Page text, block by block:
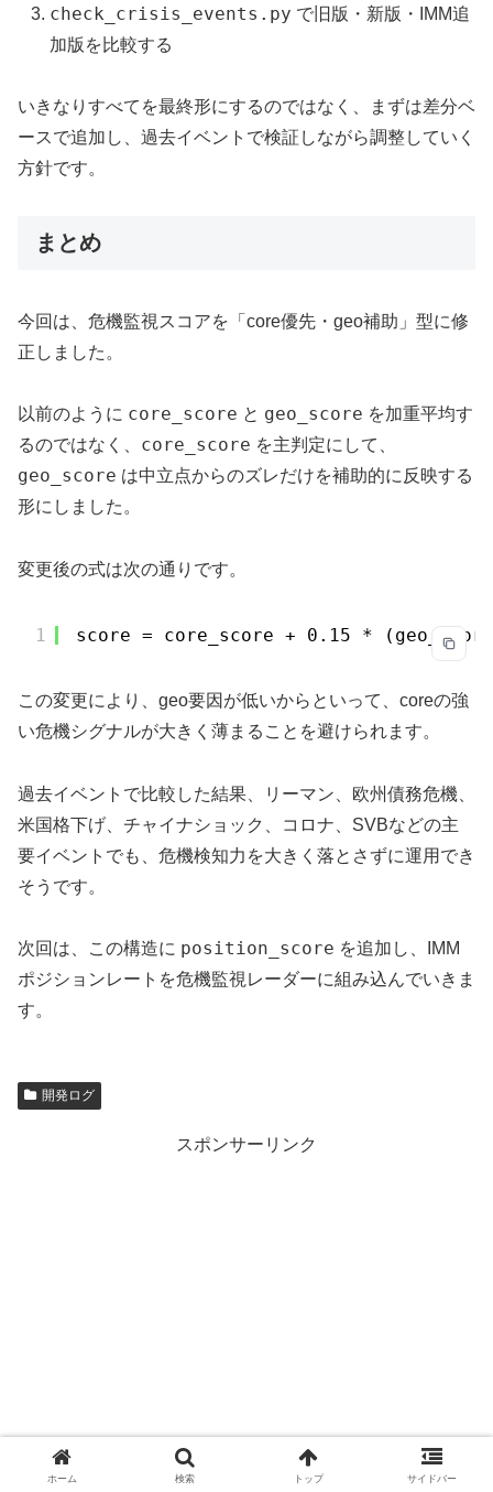
check_crisis_events.py で旧版・新版・IMM追
加版を比較する
いきなりすべてを最終形にするのではなく、まずは差分ベ
ースで追加し、過去イベントで検証しながら調整していく
方針です。
まとめ
今回は、危機監視スコアを「core優先・geo補助」型に修
正しました。
以前のように core_score と geo_score を加重平均す
るのではなく、 core_score を主判定にして、
geo_score は中立点からのズレだけを補助的に反映する
形にしました。
変更後の式は次の通りです。
1 score = core_score + 0.15 *
この変更により、geo要因が低いからといって、coreの強
い危機シグナルが大きく薄まることを避けられます。
過去イベントで比較した結果、リーマン、欧州債務危機、
米国格下げ、チャイナショック、コロナ、SVBなどの主
要イベントでも、危機検知力を大きく落とさずに運用でき
そうです。
次回は、この構造に position_score を追加し、IMM
ポジションレートを危機監視レーダーに組み込んでいきま
す。
開発ログ
スポンサーリンク
ホーム 検索 トップ サイドバー